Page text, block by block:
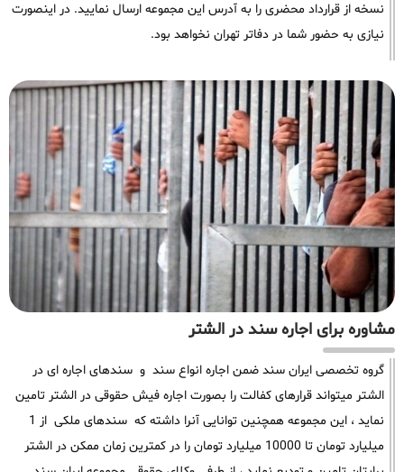
نسخه از قرارداد محضری را به آدرس این مجموعه ارسال نمایید. در اینصورت
نیازی به حضور شما در دفاتر تهران نخواهد بود.
مشاوره برای اجاره سند در الشتر
گروه تخصصی ایران سند ضمن اجاره انواع سند و سندهای اجاره ای در
الشتر میتواند قرارهای کفالت را بصورت اجاره فیش حقوقی در الشتر تامین
نماید ، این مجموعه همچنین توانایی آنرا داشته که سندهای ملکی از 1
میلیارد تومان تا 10000 میلیارد تومان را در کمترین زمان ممکن در الشتر